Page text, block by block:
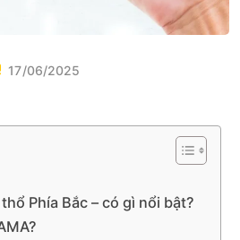
P
O
N
17/06/2025
Phía Bắc – có gì nổi bật?